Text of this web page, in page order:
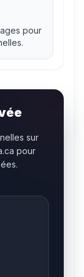
pour
sur
pour